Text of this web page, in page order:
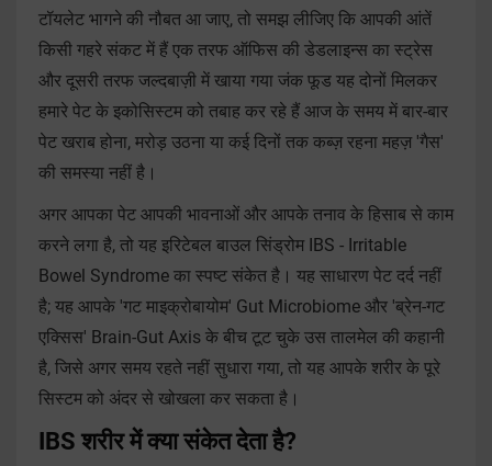
टॉयलेट भागने की नौबत आ जाए, तो समझ लीजिए कि आपकी आंतें
किसी गहरे संकट में हैं एक तरफ ऑफिस की डेडलाइन्स का स्ट्रेस
और दूसरी तरफ जल्दबाज़ी में खाया गया जंक फूड यह दोनों मिलकर
हमारे पेट के इकोसिस्टम को तबाह कर रहे हैं आज के समय में बार-बार
पेट खराब होना, मरोड़ उठना या कई दिनों तक कब्ज़ रहना महज़ 'गैस'
की समस्या नहीं है।
अगर आपका पेट आपकी भावनाओं और आपके तनाव के हिसाब से काम
करने लगा है, तो यह इरिटेबल बाउल सिंड्रोम IBS - Irritable
Bowel Syndrome का स्पष्ट संकेत है। यह साधारण पेट दर्द नहीं
है; यह आपके 'गट माइक्रोबायोम' Gut Microbiome और 'ब्रेन-गट
एक्सिस' Brain-Gut Axis के बीच टूट चुके उस तालमेल की कहानी
है, जिसे अगर समय रहते नहीं सुधारा गया, तो यह आपके शरीर के पूरे
सिस्टम को अंदर से खोखला कर सकता है।
IBS शरीर में क्या संकेत देता है?